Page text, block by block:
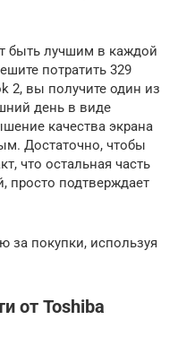
быть лучшим в каждой
потратить 329
2, вы получите один из
день в виде
качества экрана
Достаточно, чтобы
что остальная часть
просто подтверждает
покупки, используя
от Toshiba